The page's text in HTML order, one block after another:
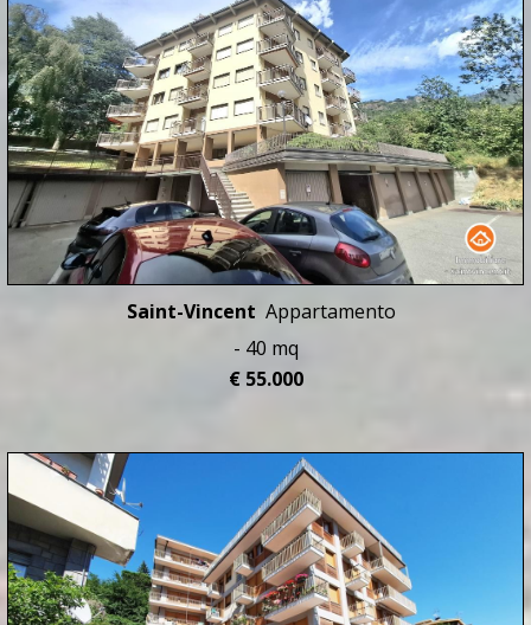
Saint-Vincent Appartamento
- 40 mq
€ 55.000